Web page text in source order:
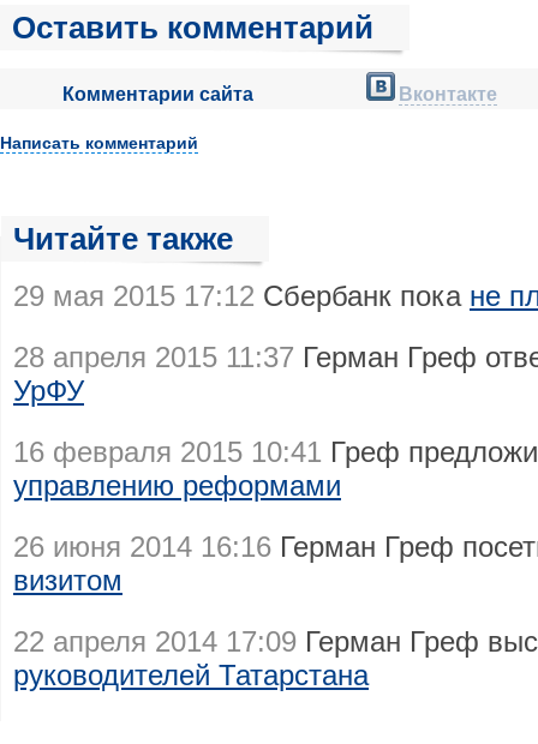
Оставить комментарий
Комментарии сайта Вконтакте
Написать комментарий
Читайте также
29 мая 2015 17:12 Сбербанк пока не
28 апреля 2015 11:37 Герман Греф
УрФУ
16 февраля 2015 10:41 Греф
управлению реформами
26 июня 2014 16:16 Герман Греф
визитом
22 апреля 2014 17:09 Герман Греф
руководителей Татарстана